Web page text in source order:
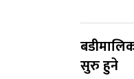
सुरु हुने